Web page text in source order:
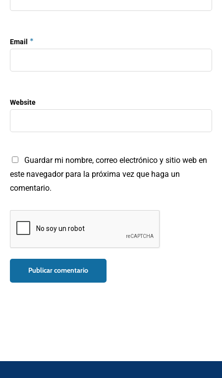
Email *
Website
Guardar mi nombre, correo electrónico y sitio web en
este navegador para la próxima vez que haga un
comentario.